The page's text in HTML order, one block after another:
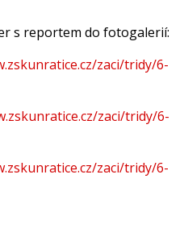
s reportem do fotogalerií:
zaci/tridy/6-
zaci/tridy/6-
zaci/tridy/6-